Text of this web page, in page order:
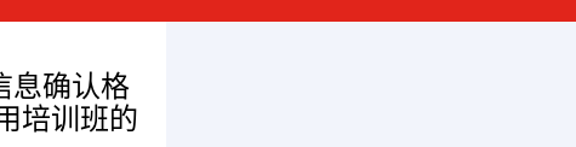
息确认格
培训班的